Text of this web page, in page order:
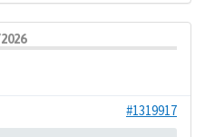
#1319917